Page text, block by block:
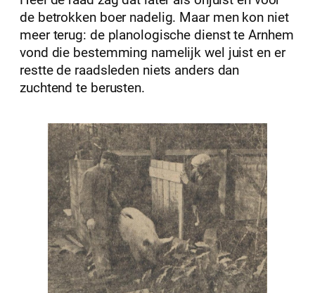
de betrokken boer nadelig. Maar men kon niet
meer terug: de planologische dienst te Arnhem
vond die bestemming namelijk wel juist en er
restte de raadsleden niets anders dan
zuchtend te berusten.